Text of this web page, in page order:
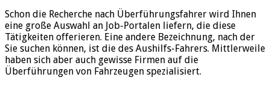
Schon die Recherche nach Überführungsfahrer wird Ihnen
eine große Auswahl an Job-Portalen liefern, die diese
Tätigkeiten offerieren. Eine andere Bezeichnung, nach der
Sie suchen können, ist die des Aushilfs-Fahrers. Mittlerweile
haben sich aber auch gewisse Firmen auf die
Überführungen von Fahrzeugen spezialisiert.